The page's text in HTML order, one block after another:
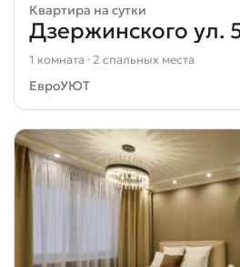
Квартира на сутки
Дзержинского ул.
1 комната · 2 спальных места
ЕвроУЮТ